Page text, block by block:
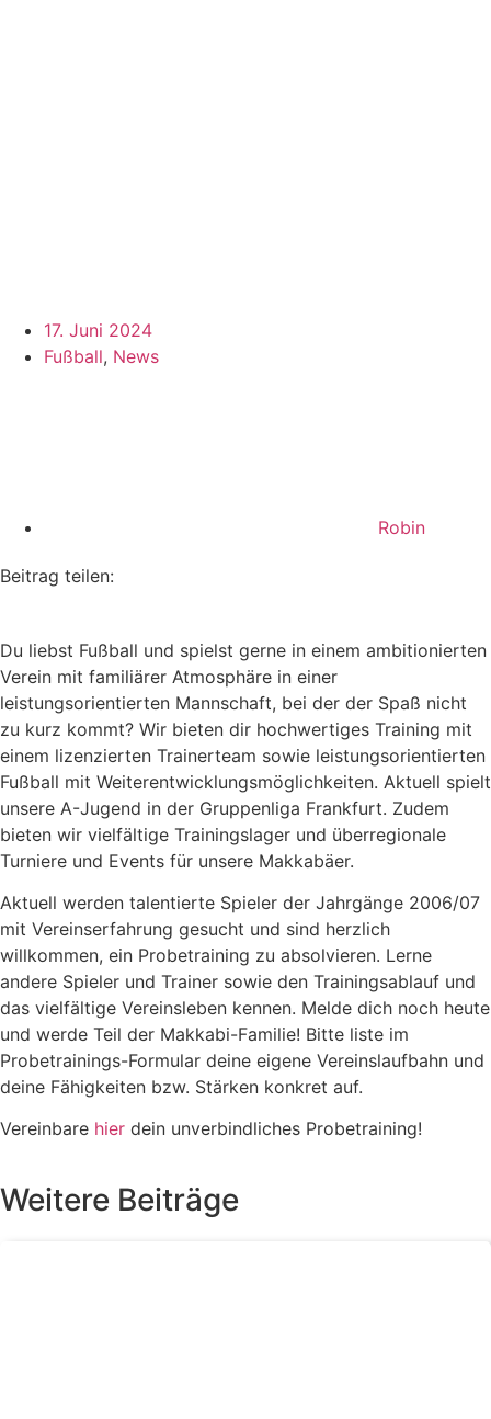
17. Juni 2024
Fußball, News
Robin
Beitrag teilen:
Du liebst Fußball und spielst gerne in einem ambitionierten
Verein mit familiärer Atmosphäre in einer
leistungsorientierten Mannschaft, bei der der Spaß nicht
zu kurz kommt? Wir bieten dir hochwertiges Training mit
einem lizenzierten Trainerteam sowie leistungsorientierten
Fußball mit Weiterentwicklungsmöglichkeiten. Aktuell spielt
unsere A-Jugend in der Gruppenliga Frankfurt. Zudem
bieten wir vielfältige Trainingslager und überregionale
Turniere und Events für unsere Makkabäer.
Aktuell werden talentierte Spieler der Jahrgänge 2006/07
mit Vereinserfahrung gesucht und sind herzlich
willkommen, ein Probetraining zu absolvieren. Lerne
andere Spieler und Trainer sowie den Trainingsablauf und
das vielfältige Vereinsleben kennen. Melde dich noch heute
und werde Teil der Makkabi-Familie! Bitte liste im
Probetrainings-Formular deine eigene Vereinslaufbahn und
deine Fähigkeiten bzw. Stärken konkret auf.
Vereinbare hier dein unverbindliches Probetraining!
Weitere Beiträge